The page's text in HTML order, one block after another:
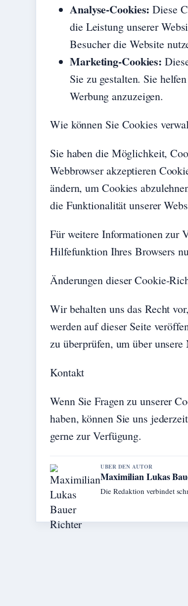
Analyse-Cookies: Diese
die Leistung unserer
Besucher die Website
Marketing-Cookies:
Sie zu gestalten. Sie
Werbung anzuzeigen.
Wie können Sie Cookies
Sie haben die Möglichkeit,
Webbrowser akzeptieren
ändern, um Cookies
die Funktionalität unserer
Für weitere Informationen zur
Hilfefunktion Ihres Browsers
Änderungen dieser Cookie-
Wir behalten uns das Recht
werden auf dieser Seite
zu überprüfen, um über
Kontakt
Wenn Sie Fragen zu unserer
haben, können Sie uns
gerne zur Verfügung.
UBER DEN AUTOR
Maximilian Lukas
Die Redaktion verbindet